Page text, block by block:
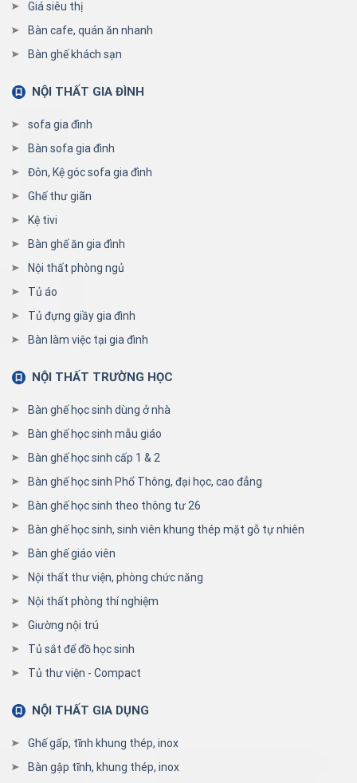
Giá siêu thị
Bàn cafe, quán ăn nhanh
Bàn ghế khách sạn
NỘI THẤT GIA ĐÌNH
sofa gia đình
Bàn sofa gia đình
Đôn, Kệ góc sofa gia đình
Ghế thư giãn
Kệ tivi
Bàn ghế ăn gia đình
Nội thất phòng ngủ
Tủ áo
Tủ đựng giầy gia đình
Bàn làm việc tại gia đình
NỘI THẤT TRƯỜNG HỌC
Bàn ghế học sinh dùng ở nhà
Bàn ghế học sinh mẫu giáo
Bàn ghế học sinh cấp 1 & 2
Bàn ghế học sinh Phổ Thông, đại học, cao đẳng
Bàn ghế học sinh theo thông tư 26
Bàn ghế học sinh, sinh viên khung thép mặt gỗ tự nhiên
Bàn ghế giáo viên
Nội thất thư viện, phòng chức năng
Nội thất phòng thí nghiệm
Giường nội trú
Tủ sắt để đồ học sinh
Tủ thư viện - Compact
NỘI THẤT GIA DỤNG
Ghế gấp, tĩnh khung thép, inox
Bàn gập tĩnh, khung thép, inox